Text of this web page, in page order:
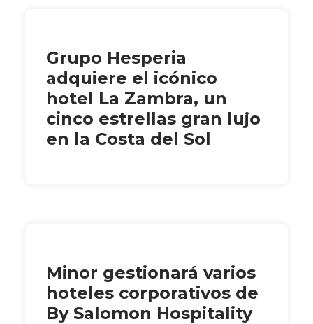
Grupo Hesperia
adquiere el icónico
hotel La Zambra, un
cinco estrellas gran lujo
en la Costa del Sol
Minor gestionará varios
hoteles corporativos de
By Salomon Hospitality